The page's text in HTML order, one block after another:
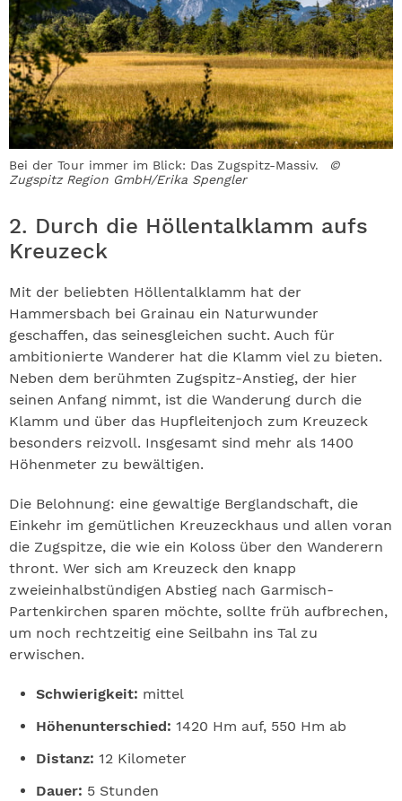
Bei der Tour immer im Blick: Das Zugspitz-Massiv.
©
Zugspitz Region GmbH/Erika Spengler
2. Durch die Höllentalklamm aufs
Kreuzeck
Mit der beliebten Höllentalklamm hat der
Hammersbach bei Grainau ein Naturwunder
geschaffen, das seinesgleichen sucht. Auch für
ambitionierte Wanderer hat die Klamm viel zu bieten.
Neben dem berühmten Zugspitz-Anstieg, der hier
seinen Anfang nimmt, ist die Wanderung durch die
Klamm und über das Hupfleitenjoch zum Kreuzeck
besonders reizvoll. Insgesamt sind mehr als 1400
Höhenmeter zu bewältigen.
Die Belohnung: eine gewaltige Berglandschaft, die
Einkehr im gemütlichen Kreuzeckhaus und allen voran
die Zugspitze, die wie ein Koloss über den Wanderern
thront. Wer sich am Kreuzeck den knapp
zweieinhalbstündigen Abstieg nach Garmisch-
Partenkirchen sparen möchte, sollte früh aufbrechen,
um noch rechtzeitig eine Seilbahn ins Tal zu
erwischen.
Schwierigkeit: mittel
Höhenunterschied: 1420 Hm auf, 550 Hm ab
Distanz: 12 Kilometer
Dauer: 5 Stunden